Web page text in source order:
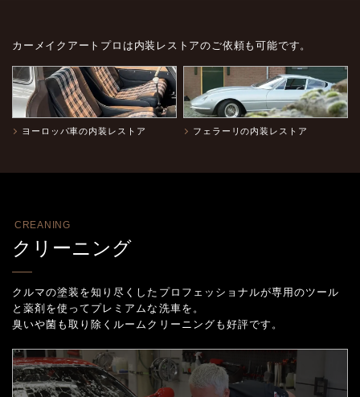
カーメイクアートプロは内装レストアのご依頼も可能です。
ヨーロッパ車の内装レストア フェラーリの内装レストア
CREANING
クリーニング
クルマの塗装を知り尽くしたプロフェッショナルが専用のツール
と薬剤を使ってプレミアムな洗車を。
臭いや菌も取り除くルームクリーニングも好評です。